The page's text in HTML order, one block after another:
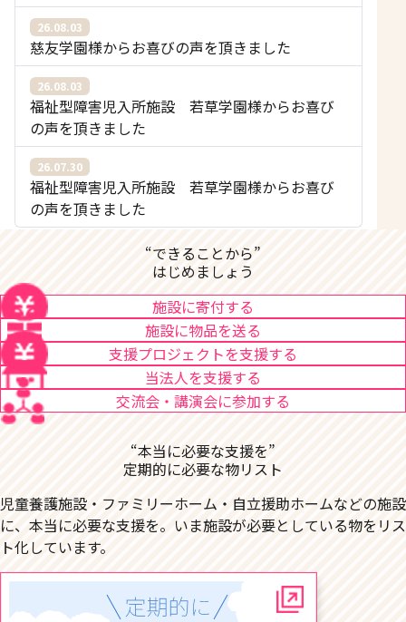
26.08.03
慈友学園様からお喜びの声を頂きました
26.08.03
福祉型障害児入所施設 若草学園様からお喜び
の声を頂きました
26.07.30
福祉型障害児入所施設 若草学園様からお喜び
の声を頂きました
“できることから”
はじめましょう
施設に寄付する
施設に物品を送る
支援プロジェクトを支援する
当法人を支援する
交流会・講演会に参加する
“本当に必要な支援を”
定期的に必要な物リスト
児童養護施設・ファミリーホーム・自立援助ホームなどの施設
に、本当に必要な支援を。いま施設が必要としている物をリス
ト化しています。